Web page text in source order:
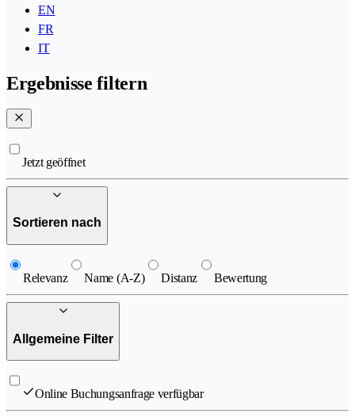
EN
FR
IT
Ergebnisse filtern
Jetzt geöffnet
Sortieren nach
Relevanz Name (A-Z) Distanz Bewertung
Allgemeine Filter
Online Buchungsanfrage verfügbar